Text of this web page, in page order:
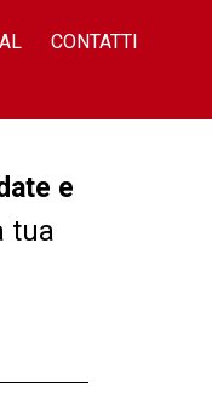
CONTATTI
e
tua